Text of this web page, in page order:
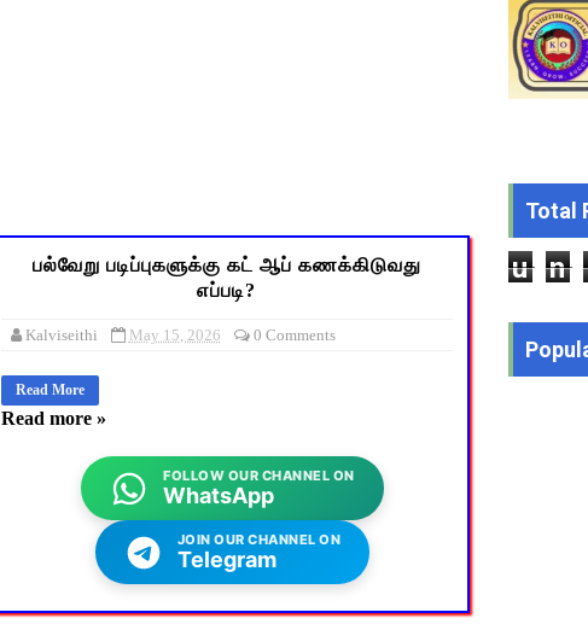
கிளை முக்கிய உத்தரவு! 8 வாரங்களில் முடிவெடுக்க அரசுக்கு
பிறகும் சாதி சான்றிதழ் உண்மைத் தன்மை ரத்தாகுமா? உயர் நீதிமன்ற
திறந்த 9 மாணவர்களுக்கு மின்சாரத் தாக்குதல் – தலைமை ஆசிரியை
பல்வேறு படிப்புகளுக்கு கட் ஆப் கணக்கிடுவது
எப்படி?
Kalviseithi May 15, 2026 0 Comments
Read More
Read more »
FOLLOW OUR CHANNEL ON
WhatsApp
JOIN OUR CHANNEL ON
Telegram
Total
u n